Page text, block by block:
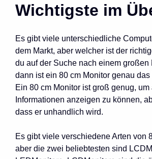
Wichtigste im
Es gibt viele unterschiedliche
dem Markt, aber welcher ist der
du auf der Suche nach einem großen
dann ist ein 80 cm Monitor genau
Ein 80 cm Monitor ist groß genug,
Informationen anzeigen zu können,
dass er unhandlich wird.
Es gibt viele verschiedene Arten von
aber die zwei beliebtesten sind